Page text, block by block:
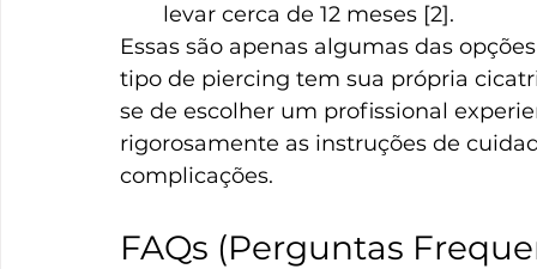
levar cerca de 12 meses [2].
Essas são apenas algumas das
tipo de piercing tem sua própria
se de escolher um profissional
rigorosamente as instruções de
complicações.
FAQs (Perguntas